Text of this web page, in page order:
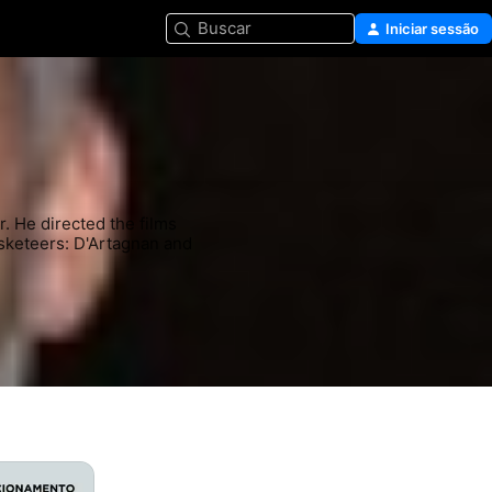
Buscar Iniciar sessão
He directed the films
D'Artagnan and